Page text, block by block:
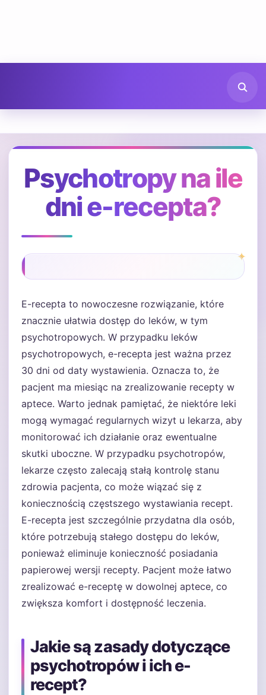
Psychotropy na ile
dni e-recepta?
E-recepta to nowoczesne rozwiązanie, które
znacznie ułatwia dostęp do leków, w tym
psychotropowych. W przypadku leków
psychotropowych, e-recepta jest ważna przez
30 dni od daty wystawienia. Oznacza to, że
pacjent ma miesiąc na zrealizowanie recepty w
aptece. Warto jednak pamiętać, że niektóre leki
mogą wymagać regularnych wizyt u lekarza, aby
monitorować ich działanie oraz ewentualne
skutki uboczne. W przypadku psychotropów,
lekarze często zalecają stałą kontrolę stanu
zdrowia pacjenta, co może wiązać się z
koniecznością częstszego wystawiania recept.
E-recepta jest szczególnie przydatna dla osób,
które potrzebują stałego dostępu do leków,
ponieważ eliminuje konieczność posiadania
papierowej wersji recepty. Pacjent może łatwo
zrealizować e-receptę w dowolnej aptece, co
zwiększa komfort i dostępność leczenia.
Jakie są zasady dotyczące
psychotropów i ich e-
recept?